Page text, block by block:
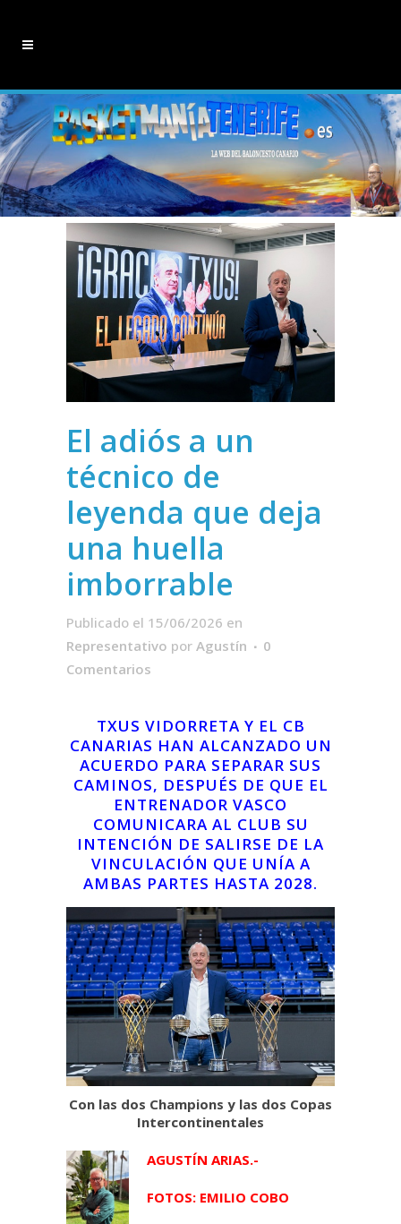
El adiós a un
técnico de
leyenda que deja
una huella
imborrable
Publicado el 15/06/2026 en
Representativo por Agustín
0
Comentarios
TXUS VIDORRETA Y EL CB
CANARIAS HAN ALCANZADO UN
ACUERDO PARA SEPARAR SUS
CAMINOS, DESPUÉS DE QUE EL
ENTRENADOR VASCO
COMUNICARA AL CLUB SU
INTENCIÓN DE SALIRSE DE LA
VINCULACIÓN QUE UNÍA A
AMBAS PARTES HASTA 2028.
Con las dos Champions y las dos Copas
Intercontinentales
AGUSTÍN ARIAS.-
FOTOS: EMILIO COBO